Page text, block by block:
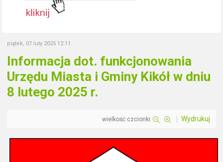
piątek, 07 luty 2025 12:11
Informacja dot. funkcjonowania
Urzędu Miasta i Gminy Kikół w dniu
8 lutego 2025 r.
wielkość czcionki Wydrukuj